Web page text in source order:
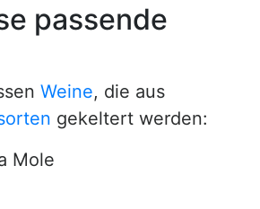
passende
Weine, die aus
gekeltert werden:
Mole